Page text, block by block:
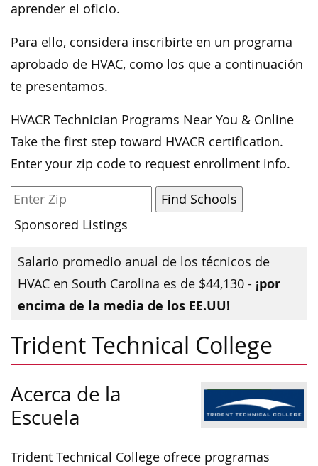
aprender el oficio.
Para ello, considera inscribirte en un programa
aprobado de HVAC, como los que a continuación
te presentamos.
HVACR Technician Programs Near You & Online
Take the first step toward HVACR certification.
Enter your zip code to request enrollment info.
Sponsored Listings
Salario promedio anual de los técnicos de
HVAC en South Carolina es de $44,130 - ¡por
encima de la media de los EE.UU!
Trident Technical College
Acerca de la
Escuela
Trident Technical College ofrece programas